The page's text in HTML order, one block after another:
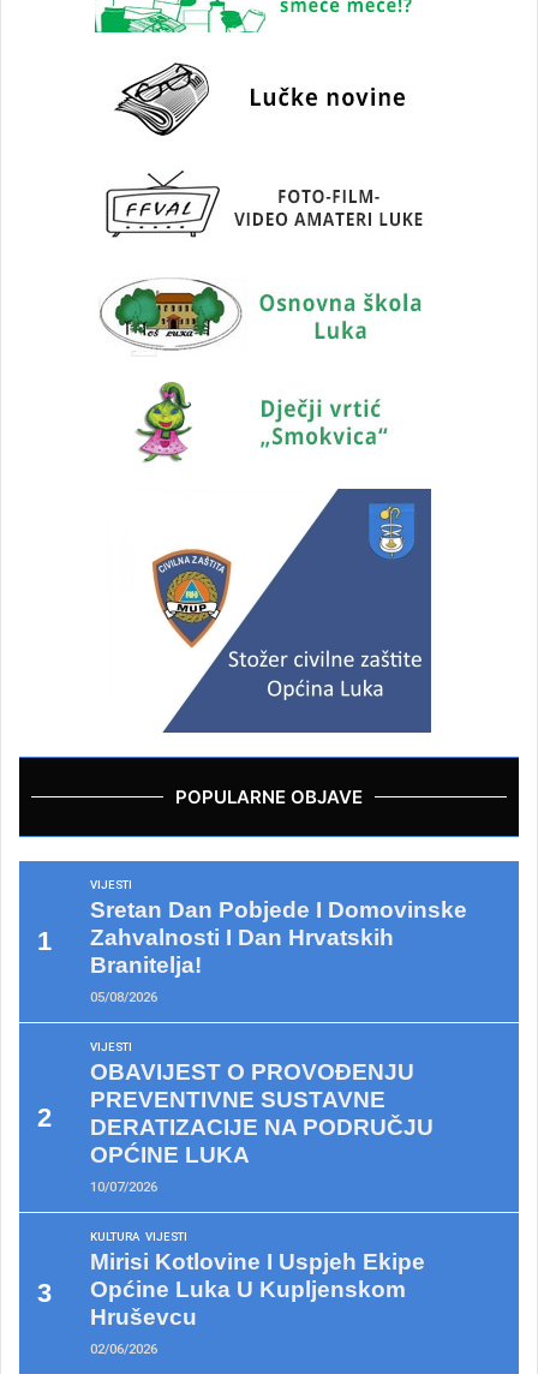
POPULARNE OBJAVE
VIJESTI
Sretan Dan Pobjede I Domovinske
Zahvalnosti I Dan Hrvatskih
Branitelja!
05/08/2026
VIJESTI
OBAVIJEST O PROVOĐENJU
PREVENTIVNE SUSTAVNE
DERATIZACIJE NA PODRUČJU
OPĆINE LUKA
10/07/2026
KULTURA VIJESTI
Mirisi Kotlovine I Uspjeh Ekipe
Općine Luka U Kupljenskom
Hruševcu
02/06/2026